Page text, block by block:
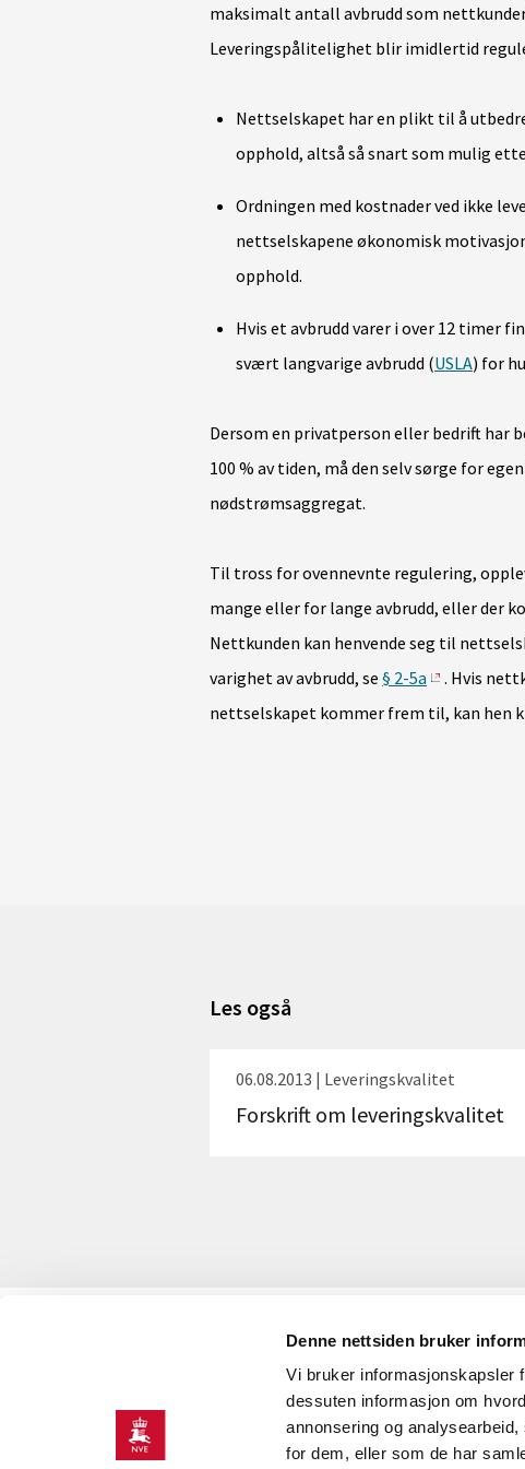
Denne nettsiden bruker
Vi bruker informasjonskapsler
dessuten informasjon om
annonsering og
for dem, eller som de har
maksimalt antall avbrudd som
Leveringspålitelighet blir imidlertid
Nettselskapet har en plikt til å
opphold, altså så snart som mulig
Ordningen med kostnader ved ikke
nettselskapene økonomisk
opphold.
Hvis et avbrudd varer i over 12 timer
svært langvarige avbrudd (USLA) for
Dersom en privatperson eller bedrift
100 % av tiden, må den selv sørge for
nødstrømsaggregat.
Til tross for ovennevnte regulering,
mange eller for lange avbrudd, eller der
Nettkunden kan henvende seg til
varighet av avbrudd, se § 2-5a
. Hvis
nettselskapet kommer frem til, kan hen
Les også
06.08.2013 | Leveringskvalitet
Forskrift om leveringskvalitet
KONTAKT OSS
Kontaktinformasjon